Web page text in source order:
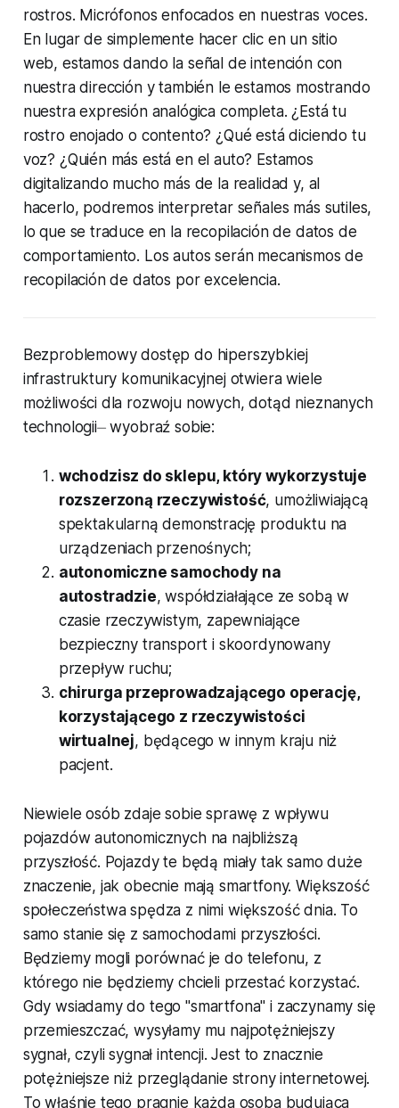
rostros. Micrófonos enfocados en nuestras voces.
En lugar de simplemente hacer clic en un sitio
web, estamos dando la señal de intención con
nuestra dirección y también le estamos mostrando
nuestra expresión analógica completa. ¿Está tu
rostro enojado o contento? ¿Qué está diciendo tu
voz? ¿Quién más está en el auto? Estamos
digitalizando mucho más de la realidad y, al
hacerlo, podremos interpretar señales más sutiles,
lo que se traduce en la recopilación de datos de
comportamiento. Los autos serán mecanismos de
recopilación de datos por excelencia.
Bezproblemowy dostęp do hiperszybkiej
infrastruktury komunikacyjnej otwiera wiele
możliwości dla rozwoju nowych, dotąd nieznanych
technologii⏤ wyobraź sobie:
wchodzisz do sklepu, który wykorzystuje
rozszerzoną rzeczywistość, umożliwiającą
spektakularną demonstrację produktu na
urządzeniach przenośnych;
autonomiczne samochody na
autostradzie, współdziałające ze sobą w
czasie rzeczywistym, zapewniające
bezpieczny transport i skoordynowany
przepływ ruchu;
chirurga przeprowadzającego operację,
korzystającego z rzeczywistości
wirtualnej, będącego w innym kraju niż
pacjent.
Niewiele osób zdaje sobie sprawę z wpływu
pojazdów autonomicznych na najbliższą
przyszłość. Pojazdy te będą miały tak samo duże
znaczenie, jak obecnie mają smartfony. Większość
społeczeństwa spędza z nimi większość dnia. To
samo stanie się z samochodami przyszłości.
Będziemy mogli porównać je do telefonu, z
którego nie będziemy chcieli przestać korzystać.
Gdy wsiadamy do tego "smartfona" i zaczynamy się
przemieszczać, wysyłamy mu najpotężniejszy
sygnał, czyli sygnał intencji. Jest to znacznie
potężniejsze niż przeglądanie strony internetowej.
To właśnie tego pragnie każda osoba budująca